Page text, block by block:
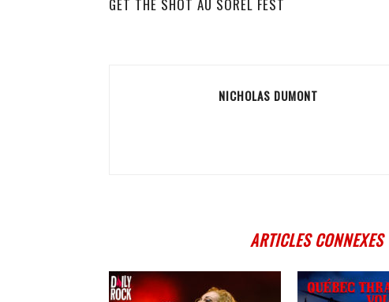
GET THE SHOT AU SOREL FEST
NICHOLAS DUMONT
ARTICLES CONNEXES